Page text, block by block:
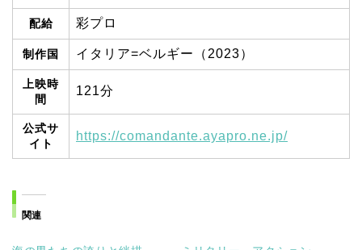
配給 彩プロ
制作国 イタリア=ベルギー（2023）
上映時
間
121分
公式サ
イト
https://comandante.ayapro.ne.jp/
関連